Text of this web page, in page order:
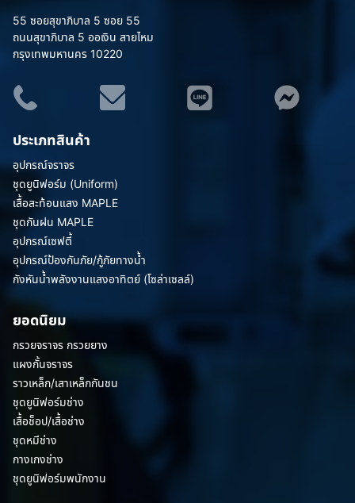
55 ซอยสุขาภิบาล 5 ซอย 55
ถนนสุขาภิบาล 5 ออเงิน สายไหม
กรุงเทพมหานคร 10220
ประเภทสินค้า
อุปกรณ์จราจร
ชุดยูนิฟอร์ม (Uniform)
เสื้อสะท้อนแสง MAPLE
ชุดกันฝน MAPLE
อุปกรณ์เซฟตี้
อุปกรณ์ป้องกันภัย/กู้ภัยทางน้ำ
กังหันน้ำพลังงานแสงอาทิตย์ (โซล่าเซลล์)
ยอดนิยม
กรวยจราจร กรวยยาง
แผงกั้นจราจร
ราวเหล็ก/เสาเหล็กกันชน
ชุดยูนิฟอร์มช่าง
เสื้อช็อป/เสื้อช่าง
ชุดหมีช่าง
กางเกงช่าง
ชุดยูนิฟอร์มพนักงาน